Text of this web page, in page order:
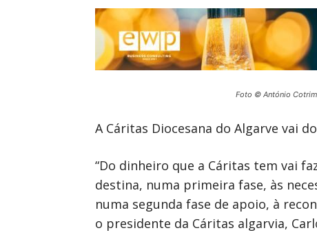
Foto © António
A Cáritas Diocesana do Algarve vai
“Do dinheiro que a Cáritas tem vai
destina, numa primeira fase, às
numa segunda fase de apoio, à
o presidente da Cáritas algarvia,